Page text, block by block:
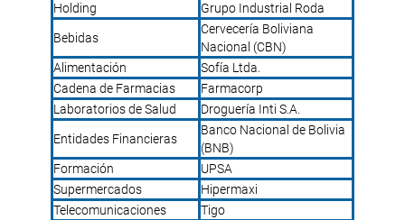
Holding
Grupo Industrial Roda
Bebidas
Cervecería Boliviana
Nacional (CBN)
Alimentación
Sofía Ltda.
Cadena de Farmacias
Farmacorp
Laboratorios de Salud
Droguería Inti S.A.
Entidades Financieras
Banco Nacional de Bolivia
(BNB)
Formación
UPSA
Supermercados
Hipermaxi
Telecomunicaciones
Tigo